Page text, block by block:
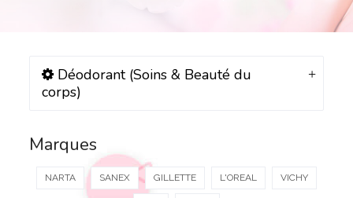
Déodorant (Soins & Beauté du
corps)
Marques
NARTA SANEX GILLETTE L'OREAL VICHY